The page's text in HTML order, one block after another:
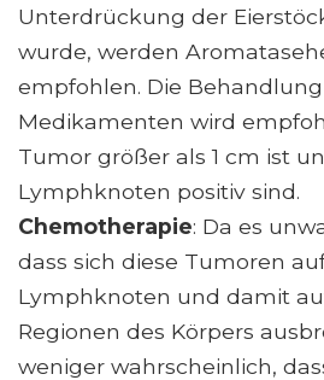
Unterdrückung der
wurde, werden
empfohlen. Die
Medikamenten wird
Tumor größer als 1 cm ist
Lymphknoten positiv sind.
Chemotherapie: Da es
dass sich diese Tumoren
Lymphknoten und damit
Regionen des Körpers
weniger wahrscheinlich,